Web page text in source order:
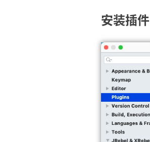
安装插件